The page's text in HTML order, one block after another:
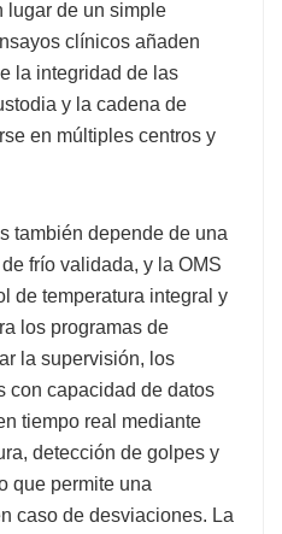
lugar de un simple
clínicos añaden
la integridad de las
y la cadena de
en múltiples centros y
también depende de una
frío validada, y la OMS
de temperatura integral y
los programas de
la supervisión, los
con capacidad de datos
tiempo real mediante
detección de golpes y
que permite una
caso de desviaciones. La